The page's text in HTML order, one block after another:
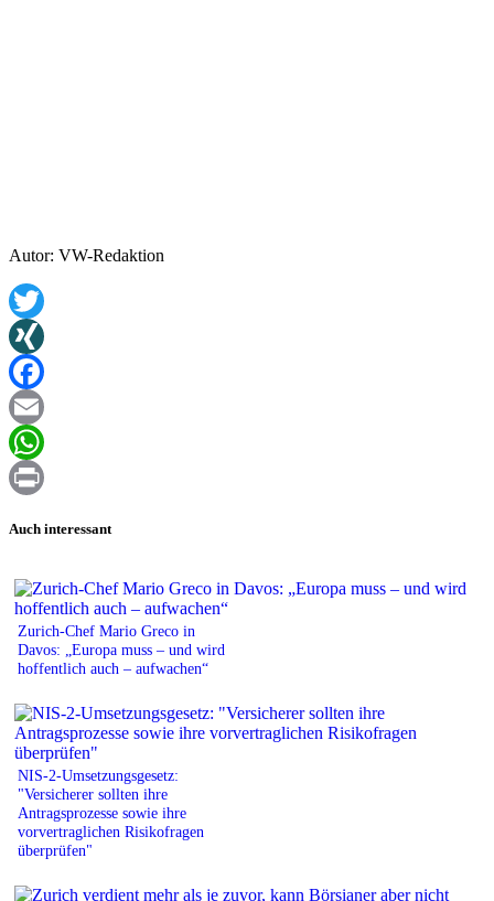
Autor: VW-Redaktion
Twitter
XING
Facebook
Email
WhatsApp
Auch interessant
Zurich-Chef Mario Greco in
Davos: „Europa muss – und wird
hoffentlich auch – aufwachen“
NIS-2-Umsetzungsgesetz:
"Versicherer sollten ihre
Antragsprozesse sowie ihre
vorvertraglichen Risikofragen
überprüfen"